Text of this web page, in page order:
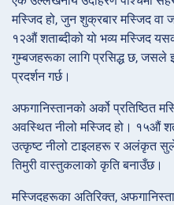
मस्जिद हो, जुन शुक्रबार मस्जिद वा
१२औं शताब्दीको यो भव्य मस्जिद
गुम्बजहरूका लागि प्रसिद्ध छ, जसले
प्रदर्शन गर्छ।
अफगानिस्तानको अर्को प्रतिष्ठित
अवस्थित नीलो मस्जिद हो। १५औं
उत्कृष्ट नीलो टाइलहरू र अलंकृत
तिमुरी वास्तुकलाको कृति बनाउँछ।
मस्जिदहरूका अतिरिक्त,